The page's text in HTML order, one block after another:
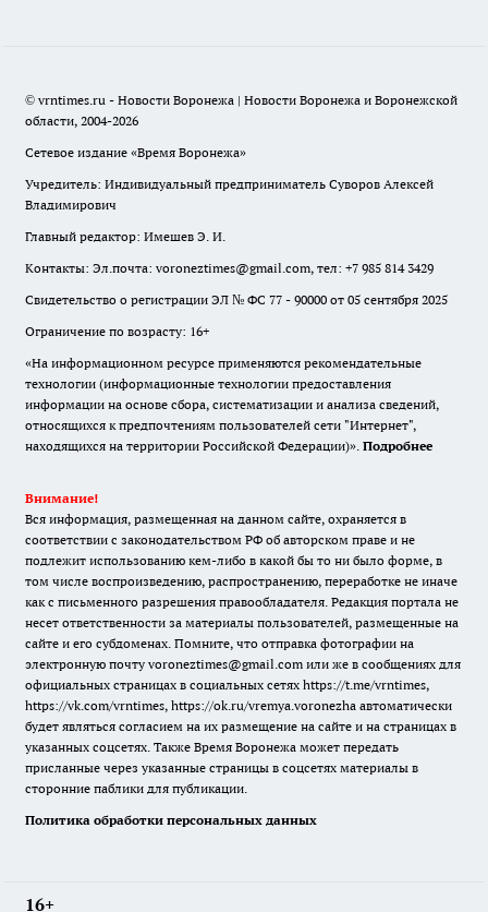
© vrntimes.ru - Новости Воронежа | Новости Воронежа и Воронежской
области, 2004-2026
Сетевое издание «Время Воронежа»
Учредитель: Индивидуальный предприниматель Суворов Алексей
Владимирович
Главный редактор: Имешев Э. И.
Контакты: Эл.почта: voroneztimes@gmail.com, тел: +7 985 814 3429
Свидетельство о регистрации ЭЛ № ФС 77 - 90000 от 05 сентября 2025
Ограничение по возрасту: 16+
«На информационном ресурсе применяются рекомендательные
технологии (информационные технологии предоставления
информации на основе сбора, систематизации и анализа сведений,
относящихся к предпочтениям пользователей сети "Интернет",
находящихся на территории Российской Федерации)». Подробнее
Внимание!
Вся информация, размещенная на данном сайте, охраняется в
соответствии с законодательством РФ об авторском праве и не
подлежит использованию кем-либо в какой бы то ни было форме, в
том числе воспроизведению, распространению, переработке не иначе
как с письменного разрешения правообладателя. Редакция портала не
несет ответственности за материалы пользователей, размещенные на
сайте и его субдоменах. Помните, что отправка фотографии на
электронную почту voroneztimes@gmail.com или же в сообщениях для
официальных страницах в социальных сетях https://t.me/vrntimes,
https://vk.com/vrntimes, https://ok.ru/vremya.voronezha автоматически
будет являться согласием на их размещение на сайте и на страницах в
указанных соцсетях. Также Время Воронежа может передать
присланные через указанные страницы в соцсетях материалы в
сторонние паблики для публикации.
Политика обработки персональных данных
16+